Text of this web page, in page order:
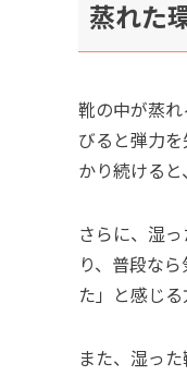
蒸れた
靴の中が蒸
びると弾力
かり続けると
さらに、湿
り、普段な
た」と感じ
また、湿っ